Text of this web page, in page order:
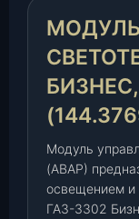
л
н
и
с
в
е
БИЗНЕС,
Модуль
(АВАР)
освещением и
ГАЗ-3302